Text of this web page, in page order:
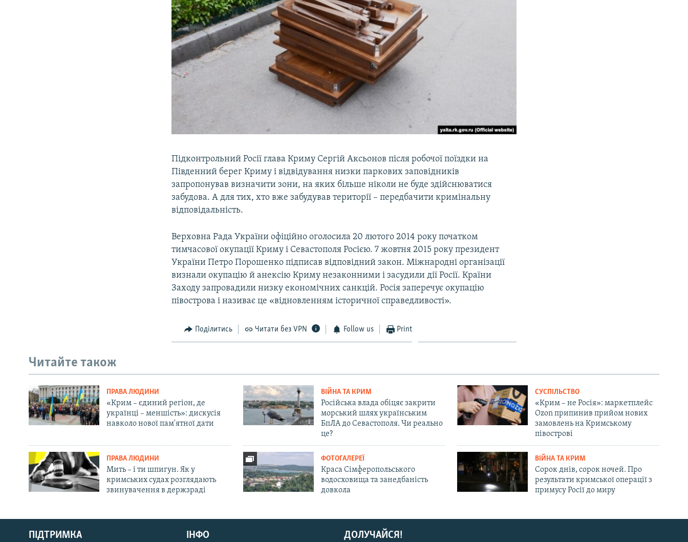
Русский
Qırımtatar
Підконтрольний Росії глава Криму Сергій Аксьонов після робочої поїздки на
Південний берег Криму і відвідування низки паркових заповідників
запропонував визначити зони, на яких більше ніколи не буде здійснюватися
забудова. А для тих, хто вже забудував території – передбачити кримінальну
відповідальність.
Верховна Рада України офіційно оголосила 20 лютого 2014 року початком
тимчасової окупації Криму і Севастополя Росією. 7 жовтня 2015 року президент
України Петро Порошенко підписав відповідний закон. Міжнародні організації
визнали окупацію й анексію Криму незаконними і засудили дії Росії. Країни
Заходу запровадили низку економічних санкцій. Росія заперечує окупацію
півострова і називає це «відновленням історичної справедливості».
Поділитись Читати без VPN Follow us Print
Читайте також
ПРАВА ЛЮДИНИ
«Крим – єдиний регіон, де
українці – меншість»: дискусія
навколо нової пам'ятної дати
ВІЙНА ТА КРИМ
Російська влада обіцяє закрити
морський шлях українським
БпЛА до Севастополя. Чи реально
це?
СУСПІЛЬСТВО
«Крим – не Росія»: маркетплейс
Ozon припинив прийом нових
замовлень на Кримському
півострові
ПРАВА ЛЮДИНИ
Мить – і ти шпигун. Як у
кримських судах розглядають
звинувачення в держзраді
ФОТОГАЛЕРЕЇ
Краса Сімферопольського
водосховища та занедбаність
довкола
ВІЙНА ТА КРИМ
Сорок днів, сорок ночей. Про
результати кримської операції з
примусу Росії до миру
ДОЛУЧАЙСЯ!
ПІДТРИМКА ІНФО